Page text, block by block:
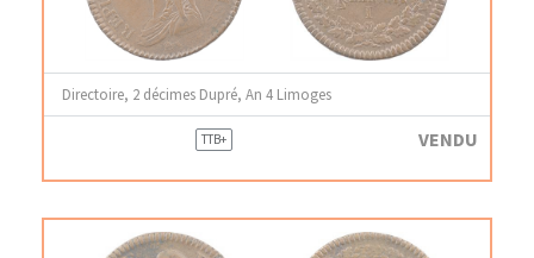
Directoire, 2 décimes Dupré, An 4 Limoges
TTB+ VENDU